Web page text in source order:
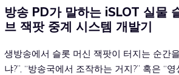
방송 PD가 말하는 iSLOT 실물
브 잭팟 중계 시스템 개발기
생방송에서 슬롯 머신 잭팟이 터지는 순간
냐?”, “방송국에서 조작하는 거지?” 혹은 “